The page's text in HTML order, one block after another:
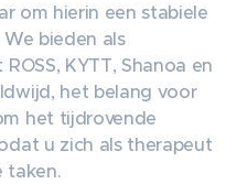
om hierin een stabiele
bieden als
KYTT, Shanoa en
het belang voor
het tijdrovende
u zich als therapeut
taken.